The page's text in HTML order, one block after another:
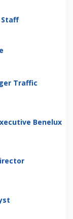
Staff
Traffic
Benelux